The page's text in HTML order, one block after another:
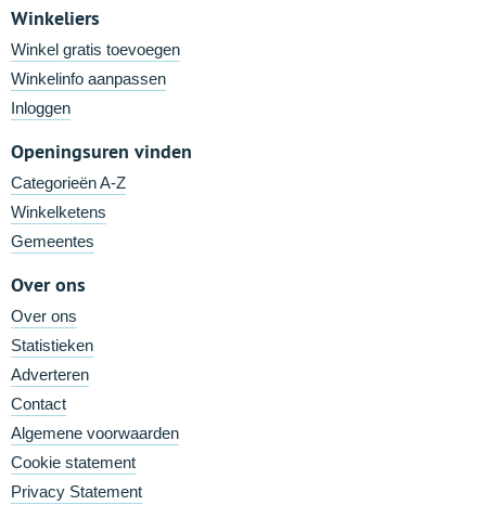
Winkeliers
Winkel gratis toevoegen
Winkelinfo aanpassen
Inloggen
Openingsuren vinden
Categorieën A-Z
Winkelketens
Gemeentes
Over ons
Over ons
Statistieken
Adverteren
Contact
Algemene voorwaarden
Cookie statement
Privacy Statement